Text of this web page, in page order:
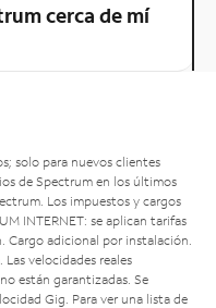
cerca de mí
solo para nuevos clientes
de Spectrum en los últimos
Los impuestos y cargos
INTERNET: se aplican tarifas
Cargo adicional por instalación.
velocidades reales
están garantizadas. Se
Gig. Para ver una lista de